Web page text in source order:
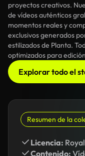
proyectos creativos.
de vídeos auténticos
momentos reales y
exclusivos generados
estilizados de Planta.
optimizados para
Explorar todo el
Resumen de la
Licencia:
Contenido: